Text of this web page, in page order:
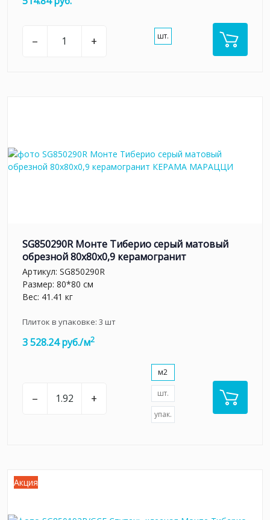
– + шт.
SG850290R Монте Тиберио серый матовый
обрезной 80x80x0,9 керамогранит
Артикул: SG850290R
Размер: 80*80 см
Вес: 41.41 кг
Плиток в упаковке: 3 шт
3 528.24 руб./м2
– +
м2
шт.
упак.
Акция